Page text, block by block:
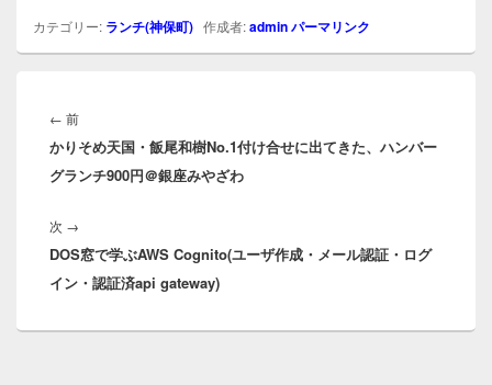
カテゴリー: ランチ(神保町) 作成者:adminパーマリンク
稿
ナ
ビ
ゲ
シ
ョ
ン
← 前前
の
投
かりそめ天国・飯尾和樹No.1付け合せに出てきた、ハンバー
グランチ900円＠銀座みやざわ
次 →
の
投
DOS窓で学ぶAWS Cognito(ユーザ作成・メール認証・ログ
イン・認証済api gateway)